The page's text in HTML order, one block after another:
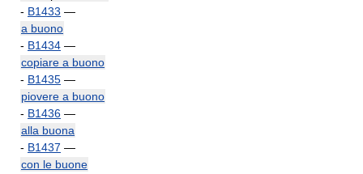
- B1433 —
a buono
- B1434 —
copiare a buono
- B1435 —
piovere a buono
- B1436 —
alla buona
- B1437 —
con le buone